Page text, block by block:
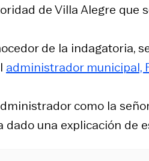
de Villa Alegre que
de la indagatoria,
administrador municipal,
como la
dado una explicación de